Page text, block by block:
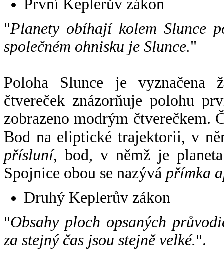
První Keplerův zákon
"Planety obíhají kolem Slunce
společném ohnisku je Slunce."
Poloha Slunce je vyznačena
čtvereček znázorňuje polohu
zobrazeno modrým čtverečkem.
Bod na eliptické trajektorii, v
přísluní, bod, v němž je
Spojnice obou se nazývá přímka
Druhý Keplerův zákon
"Obsahy ploch opsaných
za stejný čas jsou stejně velké.".